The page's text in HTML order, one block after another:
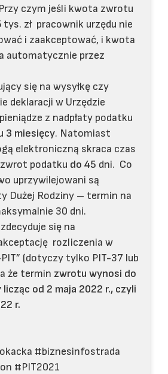
czym jeśli kwota zwrotu
tys. zł pracownik urzędu nie
i zaakceptować, i kwota
automatycznie przez
się na wysyłkę czy
deklaracji w Urzędzie
z nadpłaty podatku
3 miesięcy. Natomiast
elektroniczną skraca czas
podatku do 45 dni. Co
uprzywilejowani są
Dużej Rodziny – termin na
30 dni.
się na
rozliczenia w
PIT” (dotyczy tylko PIT-37 lub
że termin zwrotu wynosi do
od 2 maja 2022 r., czyli
r.
#biznesinfostrada
#PIT2021